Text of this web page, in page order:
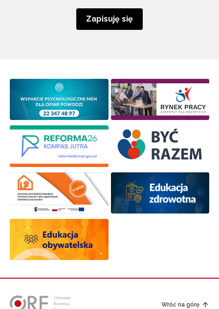
Zapisuję się
Wróć na górę
Zapisz się i bądź na bieżąco z najnowszymi
informacjami
o szkoleniach i programach.
Adres e-mail:
Wyrażam zgodę na przetwarzanie moich danych
osobowych przez ORE w celach marketingowych.
Zapisuję się